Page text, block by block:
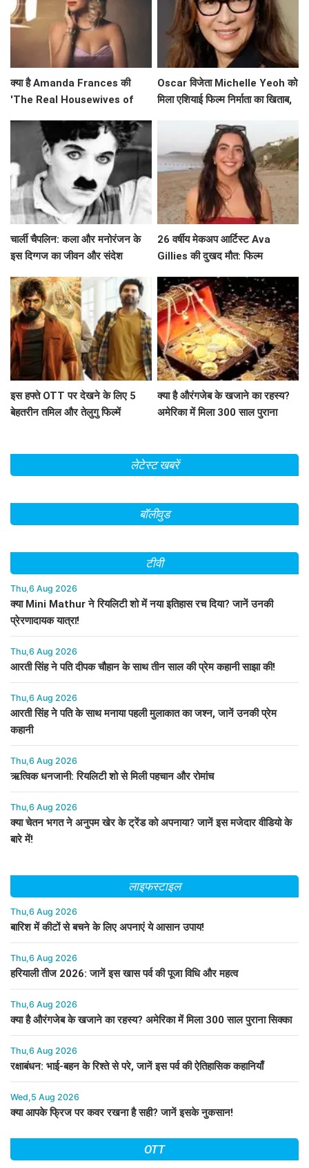
क्या है Amanda Frances की
'The Real Housewives of
Oscar विजेता Michelle Yeoh को
मिला एशियाई फिल्म निर्माता का खिताब,
चार्ली चैपलिन: कला और मनोरंजन के
इस दिग्गज का जीवन और संदेश
26 वर्षीय मेकअप आर्टिस्ट Ava
Gillies की दुखद मौत: फिल्म
इस हफ्ते OTT पर देखने के लिए 5
बेहतरीन तमिल और तेलुगु फिल्में
क्या है औरंगजेब के खजाने का रहस्य?
अमेरिका में मिला 300 साल पुराना
लेटेस्ट खबरें
बॉलीवुड
टीवी
Thu,6 Aug 2026
क्या Mini Mathur ने रियलिटी शो में नया इतिहास रच दिया? जानें उनकी
प्रेरणादायक यात्रा!
Thu,6 Aug 2026
आरती सिंह ने पति दीपक चौहान के साथ तीन साल की प्रेम कहानी साझा की!
Thu,6 Aug 2026
आरती सिंह ने पति के साथ मनाया पहली मुलाकात का जश्न, जानें उनकी प्रेम
कहानी
Thu,6 Aug 2026
ऋत्विक धनजानी: रियलिटी शो से मिली पहचान और रोमांच
Thu,6 Aug 2026
क्या चेतन भगत ने अनुपम खेर के ट्रेंड को अपनाया? जानें इस मजेदार वीडियो के
बारे में!
लाइफस्टाइल
Thu,6 Aug 2026
बारिश में कीटों से बचने के लिए अपनाएं ये आसान उपाय!
Thu,6 Aug 2026
हरियाली तीज 2026: जानें इस खास पर्व की पूजा विधि और महत्व
Thu,6 Aug 2026
क्या है औरंगजेब के खजाने का रहस्य? अमेरिका में मिला 300 साल पुराना सिक्का
Thu,6 Aug 2026
रक्षाबंधन: भाई-बहन के रिश्ते से परे, जानें इस पर्व की ऐतिहासिक कहानियाँ
Wed,5 Aug 2026
क्या आपके फ्रिज पर कवर रखना है सही? जानें इसके नुकसान!
OTT